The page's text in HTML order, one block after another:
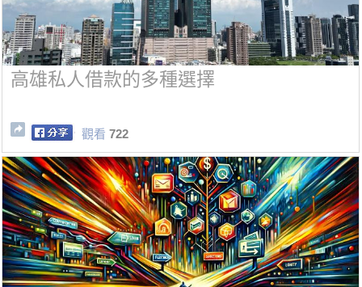
高雄私人借款的多種選擇
觀看 722